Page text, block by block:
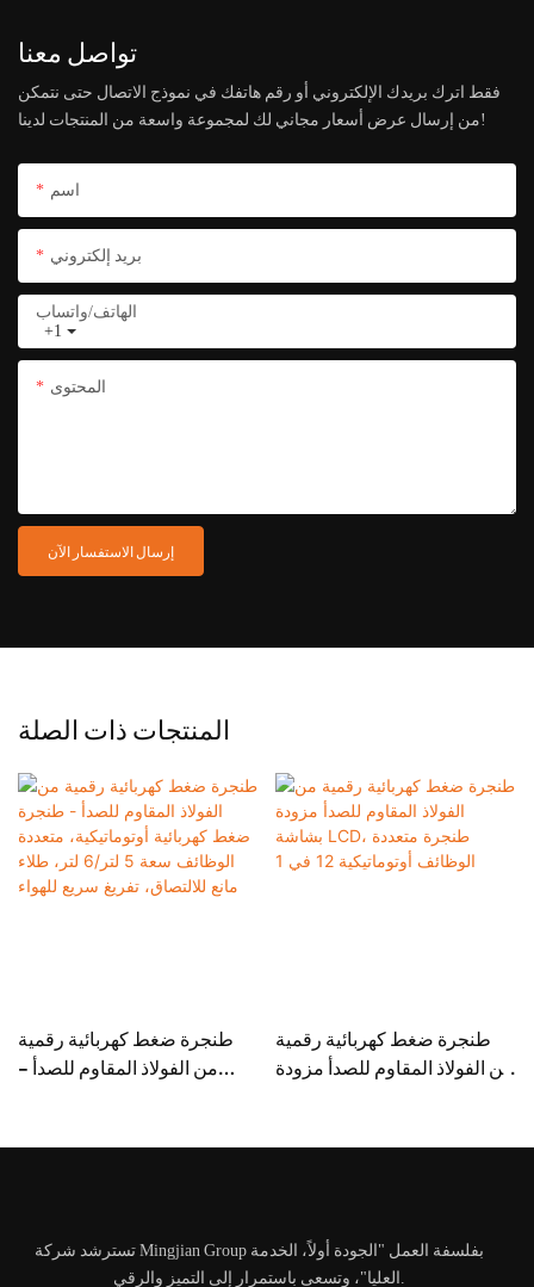
تواصل معنا
فقط اترك بريدك الإلكتروني أو رقم هاتفك في نموذج الاتصال حتى نتمكن
من إرسال عرض أسعار مجاني لك لمجموعة واسعة من المنتجات لدينا!
اسم
بريد إلكتروني
+1
الهاتف/واتساب
المحتوى
إرسال الاستفسار الآن
المنتجات ذات الصلة
طنجرة ضغط كهربائية رقمية
من الفولاذ المقاوم للصدأ -
سعة 5 لتر/6 لتر، طلاء مانع
طنجرة ضغط كهربائية رقمية
من الفولاذ المقاوم للصدأ مزودة
تسترشد شركة Mingjian Group بفلسفة العمل "الجودة أولاً، الخدمة